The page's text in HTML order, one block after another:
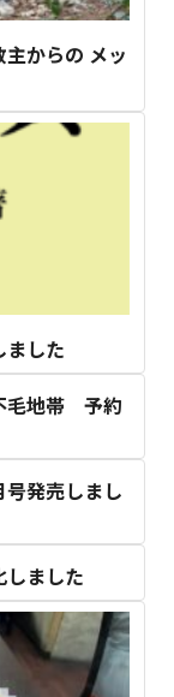
主からの メッ
ました
毛地帯 予約
発売しまし
しました